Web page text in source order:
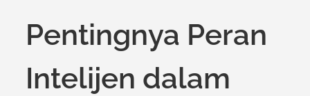
Pentingnya Peran
Intelijen dalam